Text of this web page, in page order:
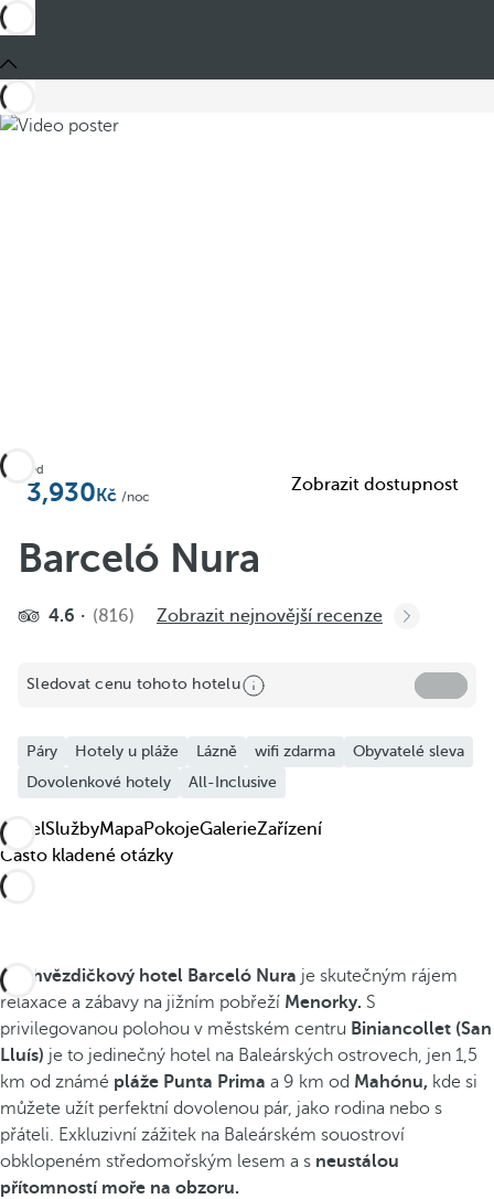
Přidat k oblíbeným
Zobrazit další fotografie a videa
Od
3,930 /noc
Zobrazit dostupnost
Barceló Nura
4.6 (816) Zobrazit nejnovější recenze
Sledovat cenu tohoto hotelu
Páry Hotely u pláže Lázně wifi zdarma
Obyvatelé sleva
Dovolenkové hotely
All-Inclusive
HotelSlužbyMapaPokojeGalerieZařízení
Často kladené otázky
Pětihvězdičkový hotel Barceló Nura je skutečným rájem
relaxace a zábavy na jižním pobřeží Menorky. S
privilegovanou polohou v městském centru Biniancollet (San
Lluís) je to jedinečný hotel na Baleárských ostrovech, jen 1,5
km od známé pláže Punta Prima a 9 km od Mahónu, kde si
můžete užít perfektní dovolenou pár, jako rodina nebo s
přáteli. Exkluzivní zážitek na Baleárském souostroví
obklopeném středomořským lesem a s neustálou
přítomností moře na obzoru.